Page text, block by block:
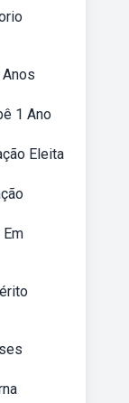
1 Ano
Eleita